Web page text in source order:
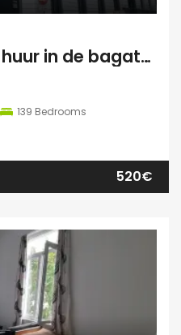
Laatste kamers te huur in de bagattenstraat 130
139 Bedrooms
520€